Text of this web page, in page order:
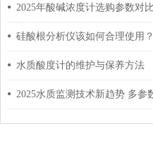
硅酸根分析仪该如何合理使用？
水质酸度计的维护与保养方法